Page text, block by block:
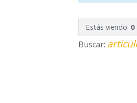
Estás viendo: 0
Buscar: